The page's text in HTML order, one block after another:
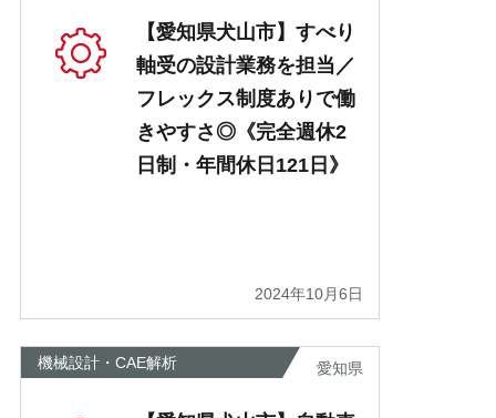
【愛知県犬山市】すべり
軸受の設計業務を担当／
フレックス制度ありで働
きやすさ◎《完全週休2
日制・年間休日121日》
2024年10月6日
機械設計・CAE解析 愛知県